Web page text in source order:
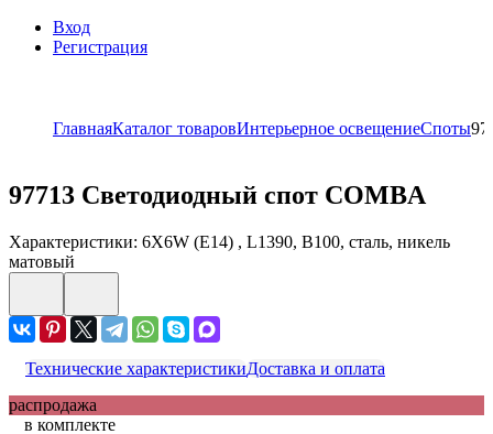
Вход
Регистрация
ГлавнаяКаталог товаровИнтерьерное освещениеСпоты
97713 Светодиодный спот СOMBA
Характеристики: 6X6W (E14) , L1390, B100, сталь, никель
матовый
Технические характеристикиДоставка и оплата
распродажа
в комплекте